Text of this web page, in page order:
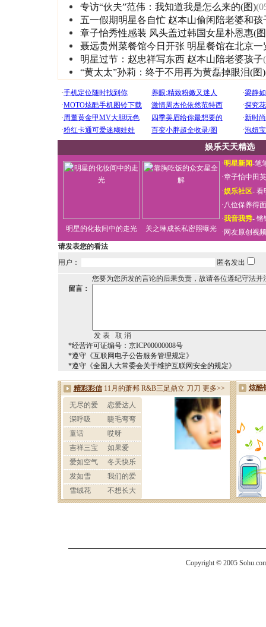
专访“伙夫”范伟：我知道我是怎么来的(图)
五一假期明星各自忙 赵本山偷闲陪老婆和孩
章子怡秀性感装 风头盖过韩国女星朴恩惠(
聂远贵州菜餐馆今日开张 明星餐馆在北京一
明星过节：赵忠祥写东西 赵本山陪老婆孩子
“黄太太”孙莉：终于不用再为黄磊掉眼泪(图)
娱乐天天精选
明星的化妆间中的走光 关之琳成长私密照曝光
·明星新闻-笔
·章子怡中田
·娱乐社区- 看
·八位保养得
·我音我秀- 锵
· 网友原创视
请发表您的看法
用户：
匿名发出
您要为您所发的言论的后果负责，故请各位遵纪守法并
留言：
*经营许可证编号：京ICP00000008号
*遵守《互联网电子公告服务管理规定》
*遵守《全国人大常委会关于维护互联网安全的规定》
Copyright © 2005